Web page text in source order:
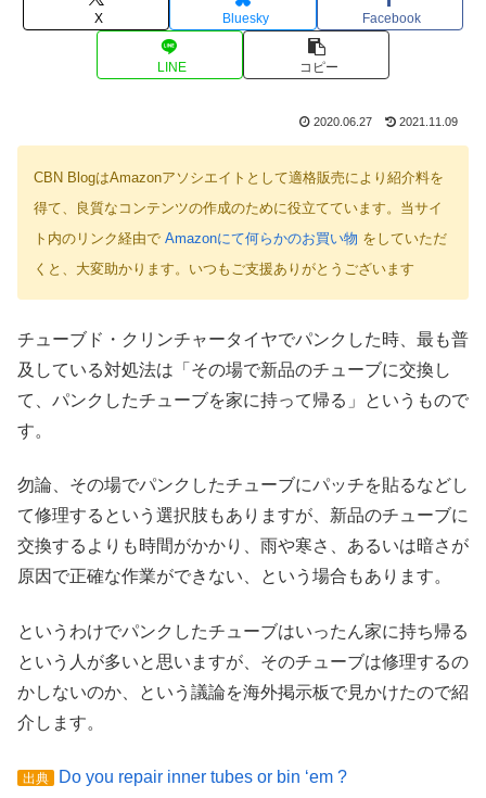
X Bluesky Facebook
LINE コピー
2020.06.27 2021.11.09
CBN BlogはAmazonアソシエイトとして適格販売により紹介料を
得て、良質なコンテンツの作成のために役立てています。当サイ
ト内のリンク経由で Amazonにて何らかのお買い物 をしていただ
くと、大変助かります。いつもご支援ありがとうございます
チューブド・クリンチャータイヤでパンクした時、最も普
及している対処法は「その場で新品のチューブに交換し
て、パンクしたチューブを家に持って帰る」というもので
す。
勿論、その場でパンクしたチューブにパッチを貼るなどし
て修理するという選択肢もありますが、新品のチューブに
交換するよりも時間がかかり、雨や寒さ、あるいは暗さが
原因で正確な作業ができない、という場合もあります。
というわけでパンクしたチューブはいったん家に持ち帰る
という人が多いと思いますが、そのチューブは修理するの
かしないのか、という議論を海外掲示板で見かけたので紹
介します。
出典 Do you repair inner tubes or bin ‘em ?